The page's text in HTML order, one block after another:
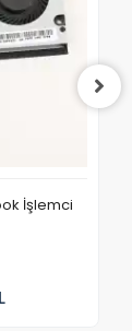
İşlemci